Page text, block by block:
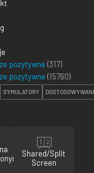
pozytywne (317)
pozytywne (15760)
SYMULATORY
Shared/Split
Screen